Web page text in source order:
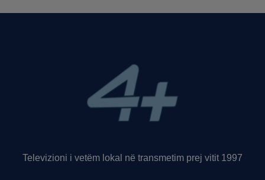
Televizioni i vetëm lokal në transmetim prej vitit 1997